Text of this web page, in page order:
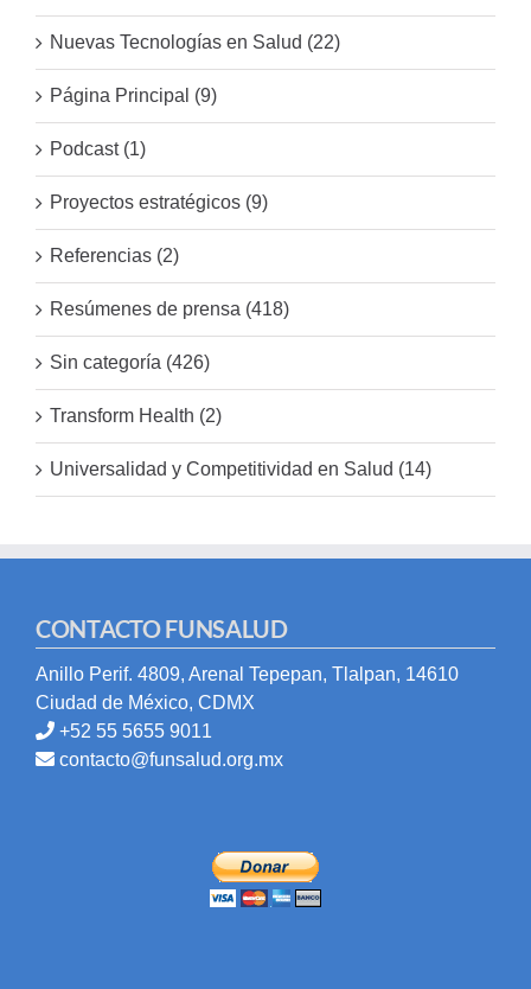
Nuevas Tecnologías en Salud (22)
Página Principal (9)
Podcast (1)
Proyectos estratégicos (9)
Referencias (2)
Resúmenes de prensa (418)
Sin categoría (426)
Transform Health (2)
Universalidad y Competitividad en Salud (14)
CONTACTO FUNSALUD
Anillo Perif. 4809, Arenal Tepepan, Tlalpan, 14610
Ciudad de México, CDMX
+52 55 5655 9011
contacto@funsalud.org.mx